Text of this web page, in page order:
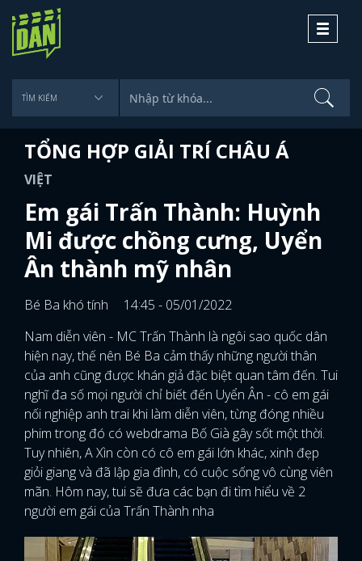
Toggle
TỔNG HỢP GIẢI TRÍ CHÂU Á
VIỆT
Em gái Trấn Thành: Huỳnh
Mi được chồng cưng, Uyển
Ân thành mỹ nhân
Bé Ba khó tính
14:45 - 05/01/2022
Nam diễn viên - MC Trấn Thành là ngôi sao quốc dân
hiện nay, thế nên Bé Ba cảm thấy những người thân
của anh cũng được khán giả đặc biệt quan tâm đến. Tui
nghĩ đa số mọi người chỉ biết đến Uyển Ân - cô em gái
nối nghiệp anh trai khi làm diễn viên, từng đóng nhiều
phim trong đó có webdrama Bố Già gây sốt một thời.
Tuy nhiên, A Xìn còn có cô em gái lớn khác, xinh đẹp
giỏi giang và đã lập gia đình, có cuộc sống vô cùng viên
mãn. Hôm nay, tui sẽ đưa các bạn đi tìm hiểu về 2
người em gái của Trấn Thành nha